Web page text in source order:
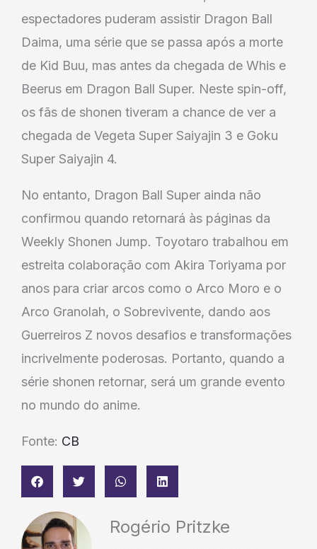
espectadores puderam assistir Dragon Ball
Daima, uma série que se passa após a morte
de Kid Buu, mas antes da chegada de Whis e
Beerus em Dragon Ball Super. Neste spin-off,
os fãs de shonen tiveram a chance de ver a
chegada de Vegeta Super Saiyajin 3 e Goku
Super Saiyajin 4.
No entanto, Dragon Ball Super ainda não
confirmou quando retornará às páginas da
Weekly Shonen Jump. Toyotaro trabalhou em
estreita colaboração com Akira Toriyama por
anos para criar arcos como o Arco Moro e o
Arco Granolah, o Sobrevivente, dando aos
Guerreiros Z novos desafios e transformações
incrivelmente poderosas. Portanto, quando a
série shonen retornar, será um grande evento
no mundo do anime.
Fonte: CB
Rogério Pritzke